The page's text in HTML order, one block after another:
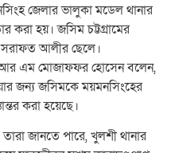
জেলার ভালুকা মডেল থানার
করা হয়। জসিম চট্টগ্রামের
সরাফত আলীর ছেলে।
আর এম মোজাফফর হোসেন বলেন,
জন্য জসিমকে ময়মনসিংহের
করা হয়েছে।
জানতে পারে, খুলশী থানার